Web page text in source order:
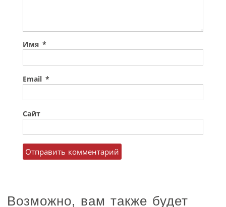
Имя *
Email *
Сайт
Возможно, вам также будет